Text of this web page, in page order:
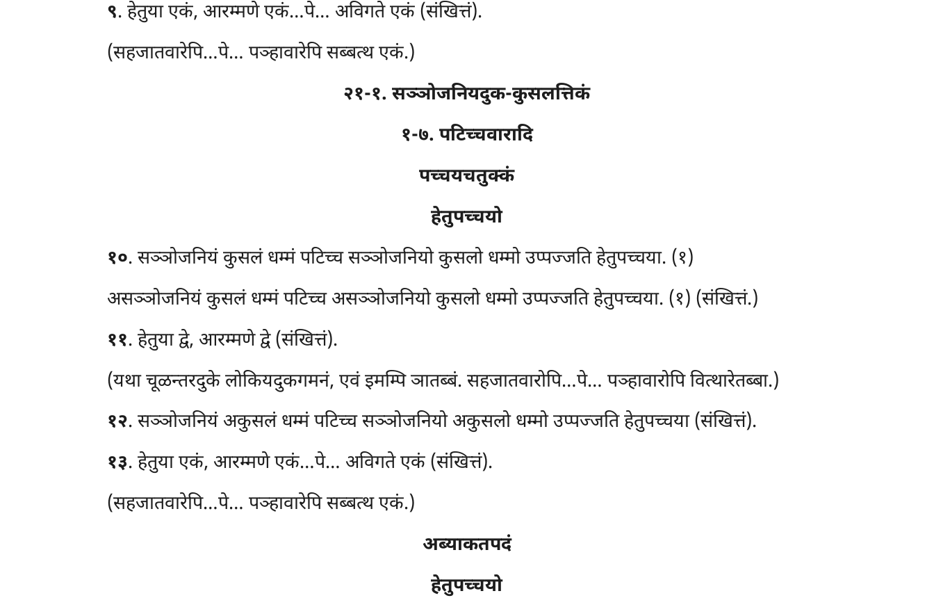
९. हेतुयाएकं, आरम्मणे एकं…पे… अविगते एकं (संखित्तं).
(सहजातवारेपि…पे… पञ्हावारेपि सब्बत्थ एकं.)
२१-१. सञ्ञोजनियदुक-कुसलत्तिकं
१-७. पटिच्चवारादि
पच्चयचतुक्कं
हेतुपच्चयो
१०. सञ्ञोजनियंकुसलं धम्मं पटिच्च सञ्ञोजनियो कुसलो धम्मो उप्पज्जति हेतुपच्चया. (१)
असञ्ञोजनियं कुसलं धम्मं पटिच्च असञ्ञोजनियो कुसलो धम्मो उप्पज्जति हेतुपच्चया. (१) (संखित्तं.)
११. हेतुया द्वे, आरम्मणे द्वे (संखित्तं).
(यथा चूळन्तरदुके लोकियदुकगमनं, एवं इमम्पि ञातब्बं. सहजातवारोपि…पे… पञ्हावारोपि वित्थारेतब्बा.)
१२. सञ्ञोजनियं अकुसलं धम्मं पटिच्च सञ्ञोजनियो अकुसलो धम्मो उप्पज्जति हेतुपच्चया (संखित्तं).
१३. हेतुया एकं, आरम्मणे एकं…पे… अविगते एकं (संखित्तं).
(सहजातवारेपि…पे… पञ्हावारेपि सब्बत्थ एकं.)
अब्याकतपदं
हेतुपच्चयो